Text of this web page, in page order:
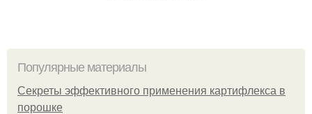
Популярные материалы
Секреты эффективного применения картифлекса в
порошке